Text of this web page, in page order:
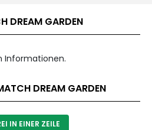
DREAM GARDEN
Informationen.
DREAM GARDEN
IN EINER ZEILE